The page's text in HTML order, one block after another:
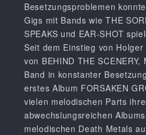
Besetzungsproblemen
Gigs mit Bands wie THE
SPEAKS und EAR-SHOT
Seit dem Einstieg von
von BEHIND THE
Band in konstanter
erstes Album FORSAKEN
vielen melodischen Parts
abwechslungsreichen
melodischen Death Metals